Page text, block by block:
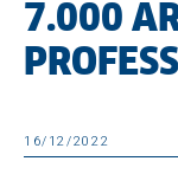
7.000
16/12/2022